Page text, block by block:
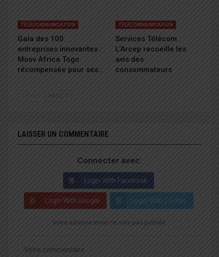
TÉLÉCOMMUNICATION
Gala des 100
entreprises innovantes :
Moov Africa Togo
récompensée pour ses…
TÉLÉCOMMUNICATION
Services Télécom :
L’Arcep recueille les
avis des
consommateurs
NEXT
LAISSER UN COMMENTAIRE
Connecter avec:
Login With Facebook
Login With Google Login With Twitter
Votre adresse email ne sera pas publiée.